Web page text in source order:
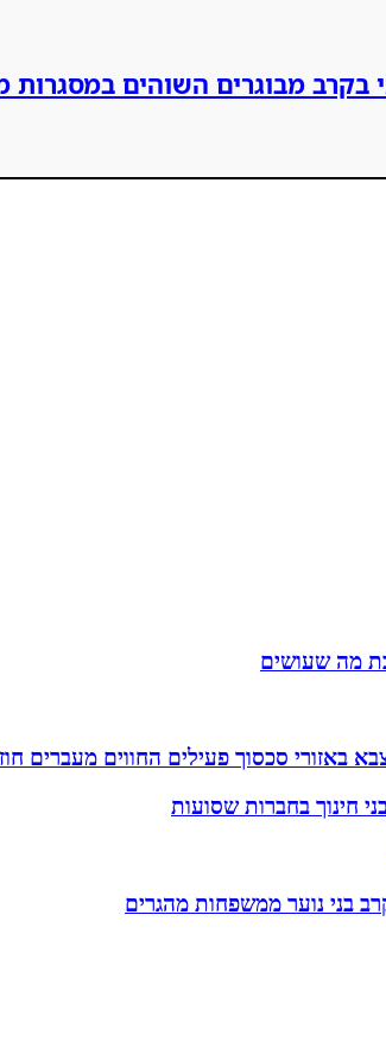
בקרב מבוגרים השוהים
מה שעושים
באזורי סכסוך פעילים החווים מעברים
חינוך בחברות שסועות
בני נוער ממשפחות מהגרים